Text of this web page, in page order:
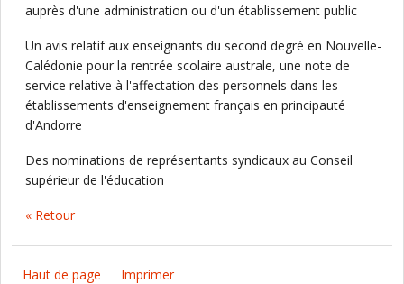
auprès d'une administration ou d'un établissement public
Un avis relatif aux enseignants du second degré en Nouvelle-
Calédonie pour la rentrée scolaire australe, une note de
service relative à l'affectation des personnels dans les
établissements d'enseignement français en principauté
d'Andorre
Des nominations de représentants syndicaux au Conseil
supérieur de l'éducation
« Retour
Haut de page Imprimer